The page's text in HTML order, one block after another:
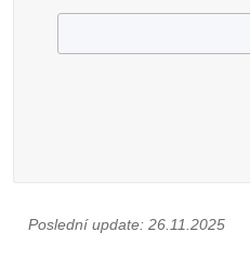
Poslední update: 26.11.2025